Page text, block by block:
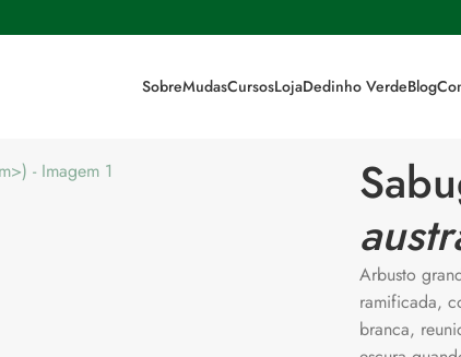
SobreMudasCursosLojaDedinho VerdeBlog
Arbusto
ramificada,
branca,